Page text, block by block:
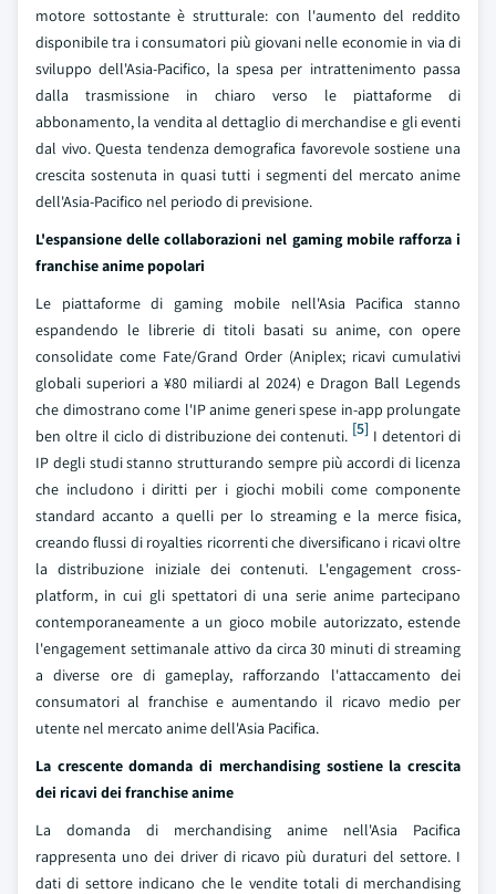
motore sottostante è strutturale: con l'aumento del reddito
disponibile tra i consumatori più giovani nelle economie in via di
sviluppo dell'Asia-Pacifico, la spesa per intrattenimento passa
dalla trasmissione in chiaro verso le piattaforme di
abbonamento, la vendita al dettaglio di merchandise e gli eventi
dal vivo. Questa tendenza demografica favorevole sostiene una
crescita sostenuta in quasi tutti i segmenti del mercato anime
dell'Asia-Pacifico nel periodo di previsione.
L'espansione delle collaborazioni nel gaming mobile rafforza i
franchise anime popolari
Le piattaforme di gaming mobile nell'Asia Pacifica stanno
espandendo le librerie di titoli basati su anime, con opere
consolidate come Fate/Grand Order (Aniplex; ricavi cumulativi
globali superiori a ¥80 miliardi al 2024) e Dragon Ball Legends
che dimostrano come l'IP anime generi spese in-app prolungate
ben oltre il ciclo di distribuzione dei contenuti. [5] I detentori di
IP degli studi stanno strutturando sempre più accordi di licenza
che includono i diritti per i giochi mobili come componente
standard accanto a quelli per lo streaming e la merce fisica,
creando flussi di royalties ricorrenti che diversificano i ricavi oltre
la distribuzione iniziale dei contenuti. L'engagement cross-
platform, in cui gli spettatori di una serie anime partecipano
contemporaneamente a un gioco mobile autorizzato, estende
l'engagement settimanale attivo da circa 30 minuti di streaming
a diverse ore di gameplay, rafforzando l'attaccamento dei
consumatori al franchise e aumentando il ricavo medio per
utente nel mercato anime dell'Asia Pacifica.
La crescente domanda di merchandising sostiene la crescita
dei ricavi dei franchise anime
La domanda di merchandising anime nell'Asia Pacifica
rappresenta uno dei driver di ricavo più duraturi del settore. I
dati di settore indicano che le vendite totali di merchandising